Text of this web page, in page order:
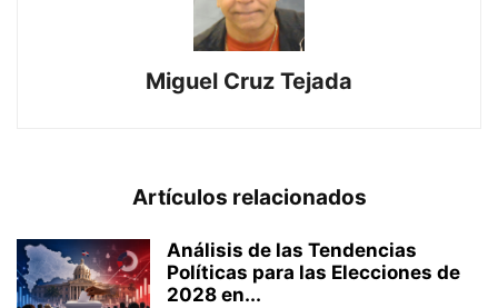
Miguel Cruz Tejada
Artículos relacionados
Análisis de las Tendencias
Políticas para las Elecciones de
2028 en...